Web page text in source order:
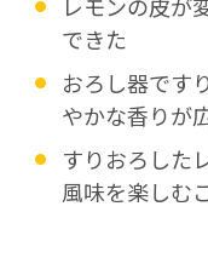
できた
おろし器です
やかな香りが
すりおろした
風味を楽しむ